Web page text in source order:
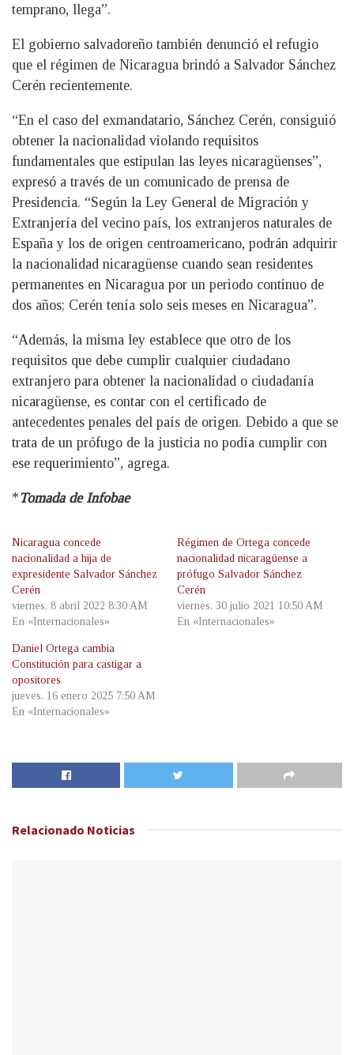
temprano, llega”.
El gobierno salvadoreño también denunció el refugio
que el régimen de Nicaragua brindó a Salvador Sánchez
Cerén recientemente.
“En el caso del exmandatario, Sánchez Cerén, consiguió
obtener la nacionalidad violando requisitos
fundamentales que estipulan las leyes nicaragüenses”,
expresó a través de un comunicado de prensa de
Presidencia. “Según la Ley General de Migración y
Extranjería del vecino país, los extranjeros naturales de
España y los de origen centroamericano, podrán adquirir
la nacionalidad nicaragüense cuando sean residentes
permanentes en Nicaragua por un periodo continuo de
dos años; Cerén tenía solo seis meses en Nicaragua”.
“Además, la misma ley establece que otro de los
requisitos que debe cumplir cualquier ciudadano
extranjero para obtener la nacionalidad o ciudadanía
nicaragüense, es contar con el certificado de
antecedentes penales del país de origen. Debido a que se
trata de un prófugo de la justicia no podía cumplir con
ese requerimiento”, agrega.
*Tomada de Infobae
Nicaragua concede
nacionalidad a hija de
expresidente Salvador Sánchez
Cerén
viernes, 8 abril 2022 8:30 AM
En «Internacionales»
Régimen de Ortega concede
nacionalidad nicaragüense a
prófugo Salvador Sánchez
Cerén
viernes, 30 julio 2021 10:50 AM
En «Internacionales»
Daniel Ortega cambia
Constitución para castigar a
opositores
jueves, 16 enero 2025 7:50 AM
En «Internacionales»
Relacionado Noticias